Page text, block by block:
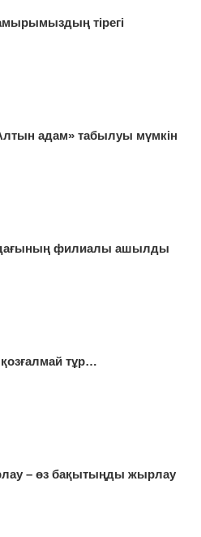
тірегі
адам» табылуы мүмкін
филиалы ашылды
тұр…
– өз бақытыңды жырлау